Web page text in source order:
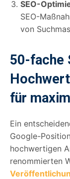
SEO-
SEO-
von
50-fache
für
Ein
Google-
hochwertigen
renommierten